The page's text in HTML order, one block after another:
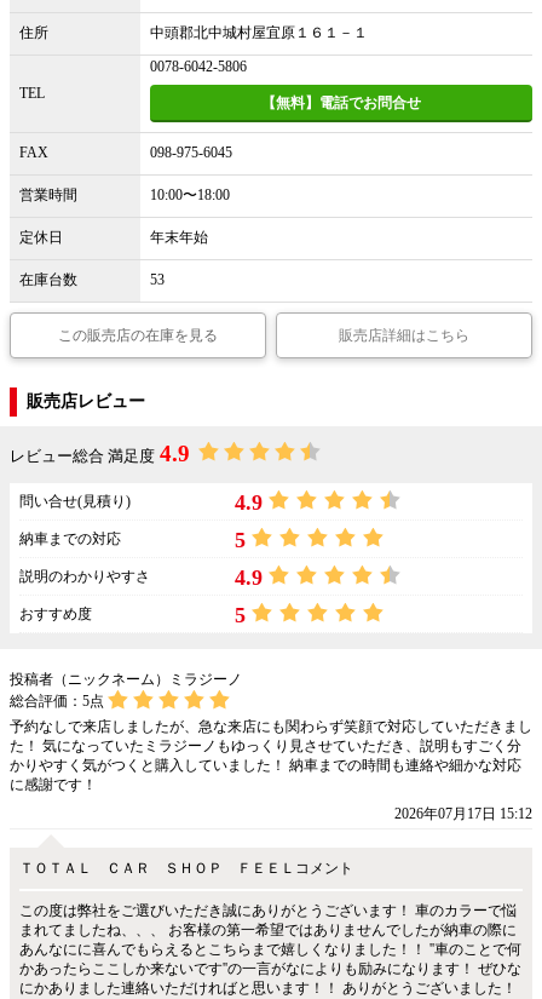
住所 中頭郡北中城村屋宜原１６１－１
TEL
0078-6042-5806
【無料】電話でお問合せ
FAX 098-975-6045
営業時間 10:00〜18:00
定休日 年末年始
在庫台数 53
この販売店の在庫を見る 販売店詳細はこちら
販売店レビュー
レビュー総合 満足度 4.9
問い合せ(見積り) 4.9
納車までの対応 5
説明のわかりやすさ 4.9
おすすめ度 5
投稿者（ニックネーム）ミラジーノ
総合評価： 5点
予約なしで来店しましたが、急な来店にも関わらず笑顔で対応していただきまし
た！ 気になっていたミラジーノもゆっくり見させていただき、説明もすごく分
かりやすく気がつくと購入していました！ 納車までの時間も連絡や細かな対応
に感謝です！
2026年07月17日 15:12
ＴＯＴＡＬ ＣＡＲ ＳＨＯＰ ＦＥＥＬコメント
この度は弊社をご選びいただき誠にありがとうございます！ 車のカラーで悩
まれてましたね、、、 お客様の第一希望ではありませんでしたが納車の際に
あんなにに喜んでもらえるとこちらまで嬉しくなりました！！ ''車のことで何
かあったらここしか来ないです''の一言がなによりも励みになります！ ぜひな
にかありました連絡いただければと思います！！ ありがとうございました！